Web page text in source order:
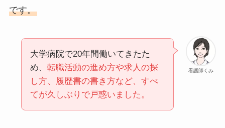
です。
看護師くみ
大学病院で20年間働いてきたた
め、 転職活動の進め方や求人の探
し方、履歴書の書き方など、すべ
てが久しぶりで戸惑いました。